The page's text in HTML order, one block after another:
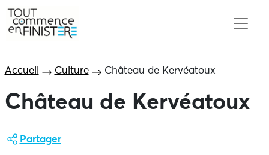
Accueil Culture Château de Kervéatoux
Château de Kervéatoux
Partager